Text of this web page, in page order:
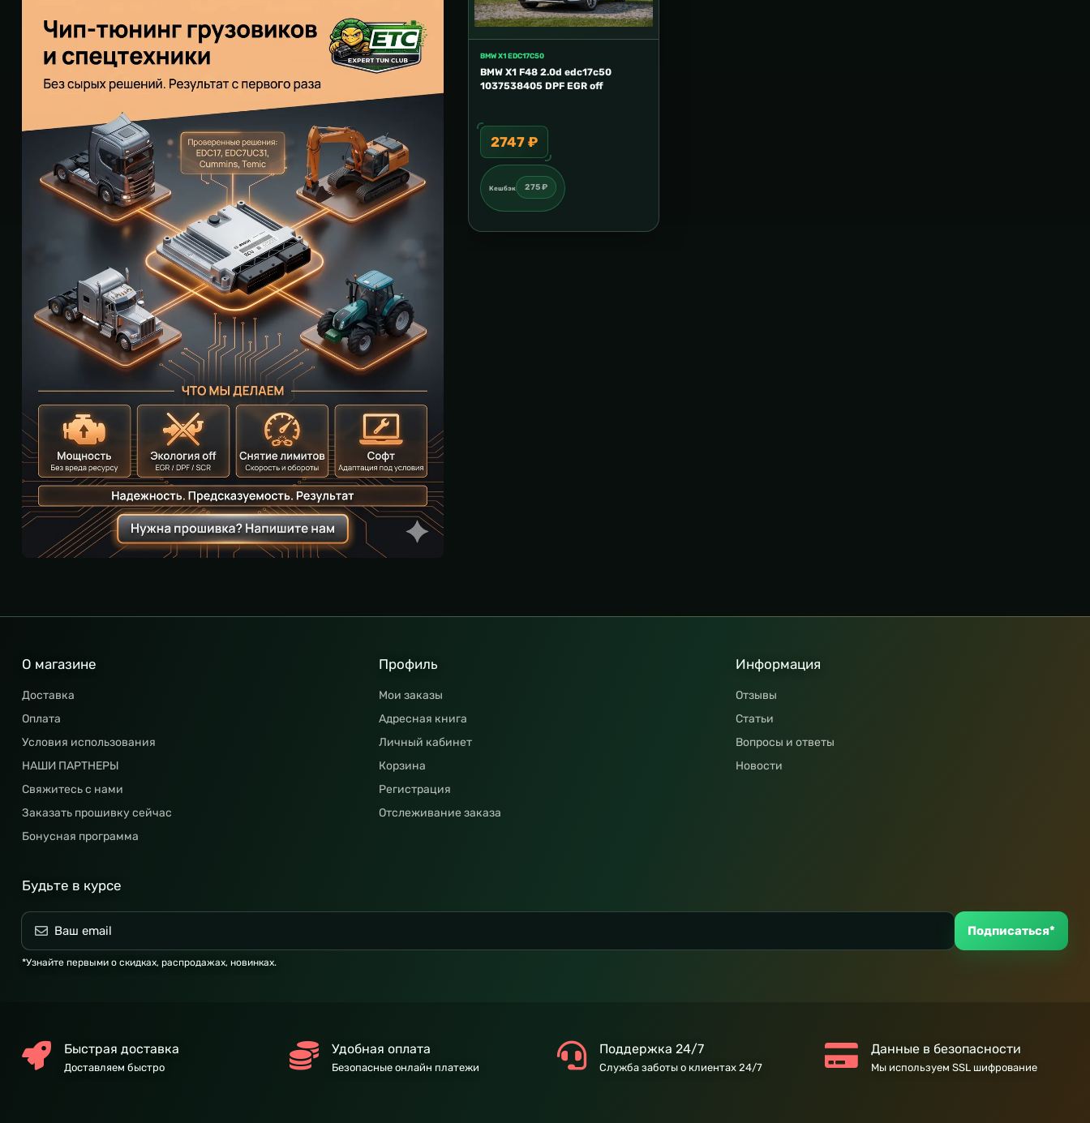
BMW X1 EDC17C50
BMW X1 F48 2.0d edc17c50
1037538405 DPF EGR off
2747 ₽
Кешбэк 275 ₽
О магазине
Доставка
Оплата
Условия использования
НАШИ ПАРТНЕРЫ
Свяжитесь с нами
Заказать прошивку сейчас
Бонусная программа
Профиль
Мои заказы
Адресная книга
Личный кабинет
Корзина
Регистрация
Отслеживание заказа
Информация
Отзывы
Статьи
Вопросы и ответы
Новости
Будьте в курсе
Подписаться*
*Узнайте первыми о скидках, распродажах, новинках.
Быстрая доставка
Доставляем быстро
Удобная оплата
Безопасные онлайн платежи
Поддержка 24/7
Служба заботы о клиентах 24/7
Данные в безопасности
Мы используем SSL шифрование